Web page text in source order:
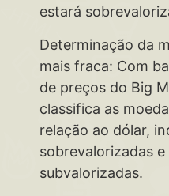
estará
Determinação da
mais fraca: Com
de preços do Big
classifica as
relação ao dólar,
sobrevalorizadas e
subvalorizadas.